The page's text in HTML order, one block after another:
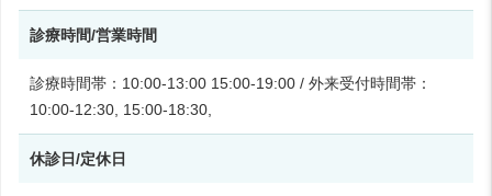
診療時間/営業時間
診療時間帯：10:00-13:00 15:00-19:00 / 外来受付時間帯：
10:00-12:30, 15:00-18:30,
休診日/定休日